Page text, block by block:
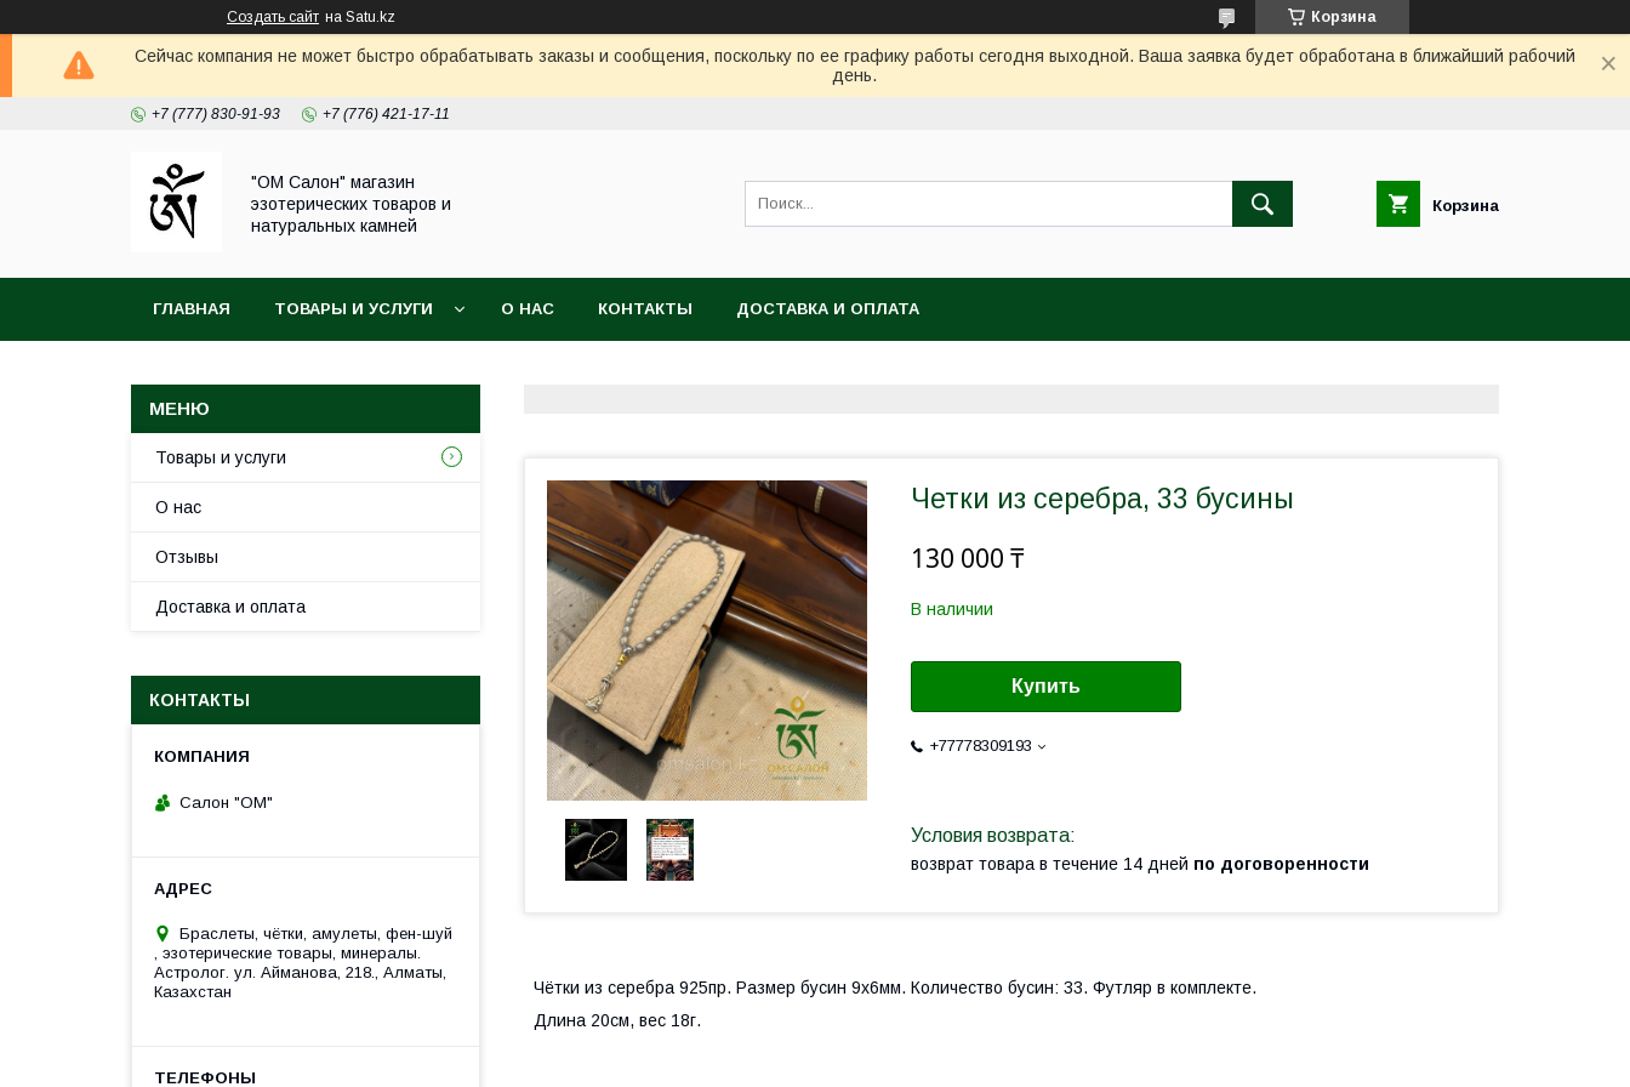
Создать сайт на Satu.kz Корзина
Сейчас компания не может быстро обрабатывать заказы и сообщения, поскольку по ее графику работы сегодня выходной. Ваша заявка будет обработана в ближайший рабочий
день.
+7 (777) 830-91-93 +7 (776) 421-17-11
"ОМ Салон" магазин
эзотерических товаров и
натуральных камней
Корзина
ГЛАВНАЯ ТОВАРЫ И УСЛУГИ О НАС КОНТАКТЫ ДОСТАВКА И ОПЛАТА
Четки из серебра, 33 бусины
130 000 ₸
В наличии
Купить
+77778309193
возврат товара в течение 14 дней по договоренности
Чётки из серебра 925пр. Размер бусин 9х6мм. Количество бусин: 33. Футляр в комплекте.
Длина 20см, вес 18г.
Товары и услуги
О нас
Отзывы
Доставка и оплата
КОНТАКТЫ
Салон "ОМ"
Браслеты, чётки, амулеты, фен-шуй
, эзотерические товары, минералы.
Астролог. ул. Айманова, 218., Алматы,
Казахстан